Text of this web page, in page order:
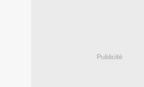
Publicité